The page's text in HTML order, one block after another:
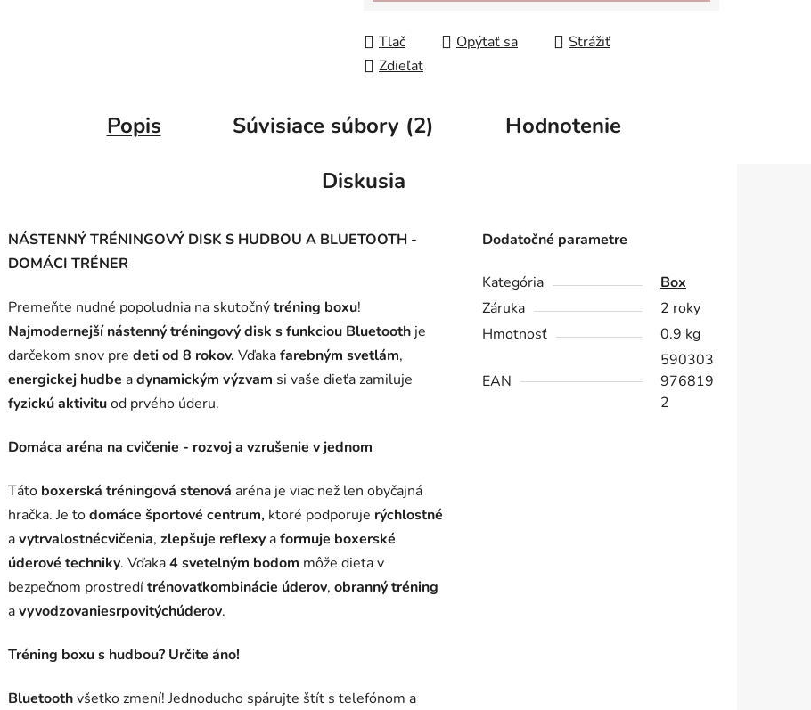
Tlač Opýtať sa
Strážiť
Zdieľať
Popis Súvisiace súbory (2)
Hodnotenie
Diskusia
NÁSTENNÝ TRÉNINGOVÝ DISK S HUDBOU A BLUETOOTH -
DOMÁCI TRÉNER
Premeňte nudné popoludnia na skutočnýtréning boxu!
Najmodernejší nástenný tréningový disk s funkciou Bluetooth je
darčekom snov pre deti od 8 rokov. Vďakafarebným svetlám,
energickej hudbe adynamickým výzvam si vaše dieťa zamiluje
fyzickú aktivituod prvého úderu.
Domáca aréna na cvičenie - rozvoj a vzrušenie v jednom
Táto boxerská tréningová stenová aréna je viac než len obyčajná
hračka. Je todomáce športové centrum, ktoré podporuje rýchlostné
avytrvalostnécvičenia, zlepšuje reflexy aformuje boxerské
úderové techniky. Vďaka4 svetelným bodom môže dieťa v
bezpečnom prostredítrénovaťkombinácie úderov, obranný tréning
avyvodzovaniesrpovitýchúderov.
Tréning boxu s hudbou? Určite áno!
Bluetoothvšetko zmení! Jednoducho spárujte štít s telefónom a
Dodatočné parametre
Kategória
Box
Záruka
2 roky
Hmotnosť
0.9 kg
EAN
590303
976819
2